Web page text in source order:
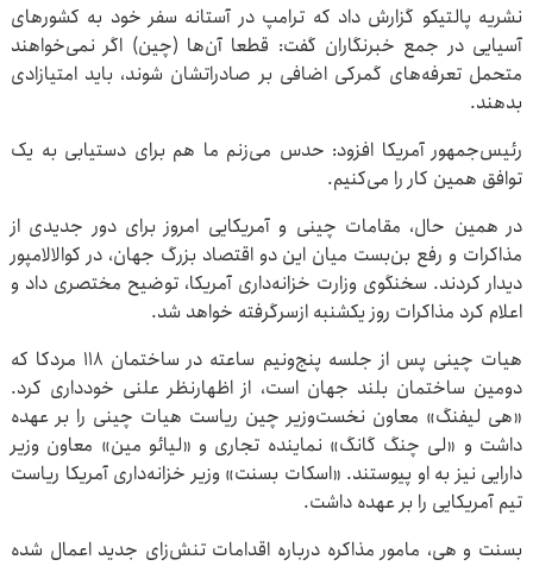
نشریه پالتیکو گزارش داد که ترامپ در آستانه سفر خود به کشورهای
آسیایی در جمع خبرنگاران گفت: قطعا آن‌ها (چین) اگر نمی‌خواهند
متحمل تعرفه‌های گمرکی اضافی بر صادراتشان شوند، باید امتیازادی
بدهند.
رئیس‌جمهور آمریکا افزود: حدس می‌زنم ما هم برای دستیابی به یک
توافق همین کار را می‌کنیم.
در همین حال، مقامات چینی و آمریکایی امروز برای دور جدیدی از
مذاکرات و رفع بن‌بست میان این دو اقتصاد بزرگ جهان، در کوالالامپور
دیدار کردند. سخنگوی وزارت خزانه‌داری آمریکا، توضیح مختصری داد و
اعلام کرد مذاکرات روز یکشنبه ازسرگرفته خواهد شد.
هیات چینی پس از جلسه پنج‌ونیم ساعته در ساختمان ۱۱۸ مردکا که
دومین ساختمان بلند جهان است، از اظهارنظر علنی خودداری کرد.
«هی لیفنگ» معاون نخست‌وزیر چین ریاست هیات چینی را بر عهده
داشت و «لی چنگ گانگ» نماینده تجاری و «لیائو مین» معاون وزیر
دارایی نیز به او پیوستند. «اسکات بسنت» وزیر خزانه‌داری آمریکا ریاست
تیم آمریکایی را بر عهده داشت.
بسنت و هی، مامور مذاکره درباره اقدامات تنش‌زای جدید اعمال شده